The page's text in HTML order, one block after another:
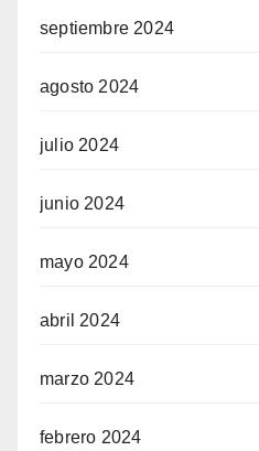
septiembre 2024
agosto 2024
julio 2024
junio 2024
mayo 2024
abril 2024
marzo 2024
febrero 2024